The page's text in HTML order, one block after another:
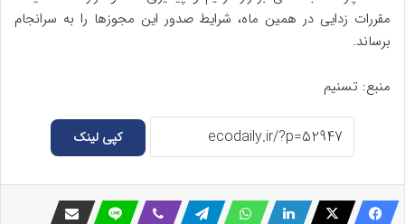
مقررات زدایی در همین ماه، شرایط صدور این مجوز‌ها را به سرانجام
برساند.
منبع: تسنیم
کپی لینک